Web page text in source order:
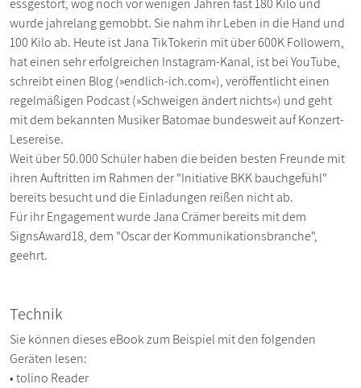
wurde jahrelang gemobbt. Sie nahm ihr Leben in die Hand und
100 Kilo ab. Heute ist Jana TikTokerin mit über 600K Followern,
hat einen sehr erfolgreichen Instagram-Kanal, ist bei YouTube,
schreibt einen Blog (»endlich-ich.com«), veröffentlicht einen
regelmäßigen Podcast (»Schweigen ändert nichts«) und geht
mit dem bekannten Musiker Batomae bundesweit auf Konzert-
Lesereise.
Weit über 50.000 Schüler haben die beiden besten Freunde mit
ihren Auftritten im Rahmen der "Initiative BKK bauchgefühl"
bereits besucht und die Einladungen reißen nicht ab.
Für ihr Engagement wurde Jana Crämer bereits mit dem
SignsAward18, dem "Oscar der Kommunikationsbranche",
geehrt.
Technik
Sie können dieses eBook zum Beispiel mit den folgenden
Geräten lesen:
• tolino Reader